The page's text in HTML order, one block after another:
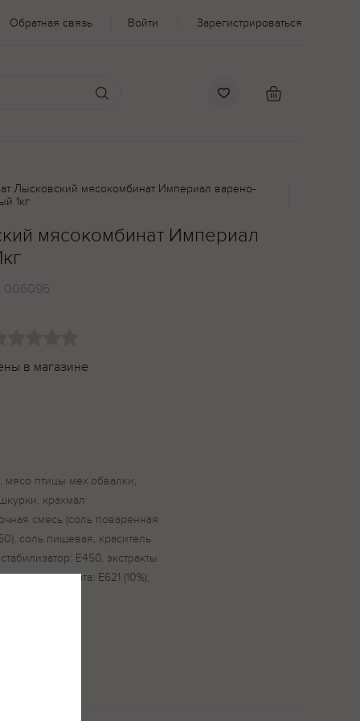
Обратная связь Войти Зарегистрироваться
Лысковский мясокомбинат Империал варено-
1кг
мясокомбинат Империал
006096
в магазине
мясо птицы мех.обвалки,
крахмал
смесь (соль поваренная
соль пищевая, краситель
Е450, экстракты
вкуса и аромата: Е621 (10%),